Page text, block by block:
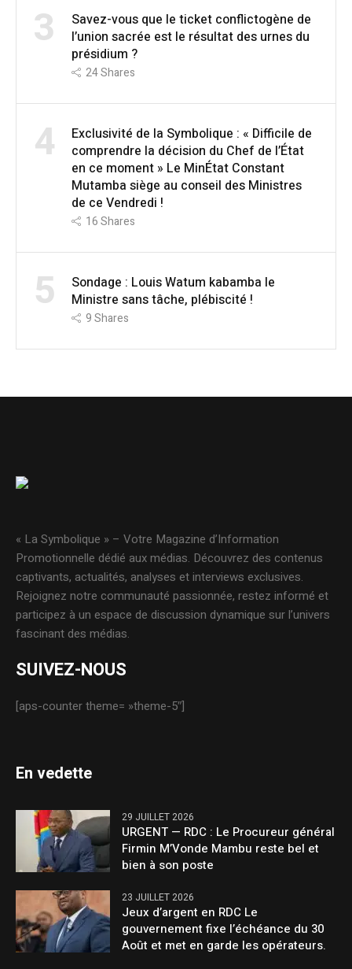
3
Savez-vous que le ticket conflictogène de
l’union sacrée est le résultat des urnes du
présidium ?
24Shares
4
Exclusivité de la Symbolique : « Difficile de
comprendre la décision du Chef de l’État
en ce moment » Le MinÉtat Constant
Mutamba siège au conseil des Ministres
de ce Vendredi !
16Shares
5
Sondage : Louis Watum kabamba le
Ministre sans tâche, plébiscité !
9Shares
« La Symbolique » – Votre Magazine d’Information
Promotionnelle dédié aux médias. Découvrez des contenus
captivants, actualités, analyses et interviews exclusives.
Rejoignez notre communauté passionnée, restez informé et
participez à un espace de discussion dynamique sur l’univers
fascinant des médias.
SUIVEZ-NOUS
[aps-counter theme= »theme-5″]
En vedette
29 JUILLET 2026
URGENT — RDC : Le Procureur général
Firmin M’Vonde Mambu reste bel et
bien à son poste
23 JUILLET 2026
Jeux d’argent en RDC Le
gouvernement fixe l’échéance du 30
Août et met en garde les opérateurs.